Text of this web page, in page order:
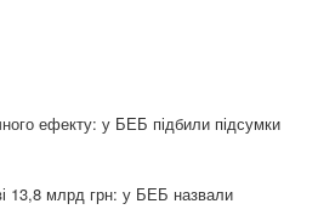
ефекту: у БЕБ підбили підсумки
13,8 млрд грн: у БЕБ назвали